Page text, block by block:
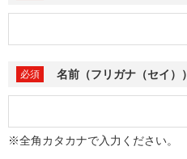
名前（フリガナ（セイ））
※全角カタカナで入力ください。